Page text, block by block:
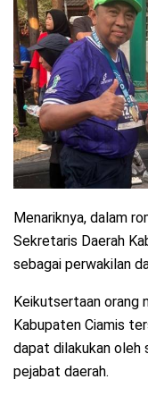
Menariknya, dalam
Sekretaris Daerah
sebagai perwakilan
Keikutsertaan orang
Kabupaten Ciamis
dapat dilakukan oleh
pejabat daerah.